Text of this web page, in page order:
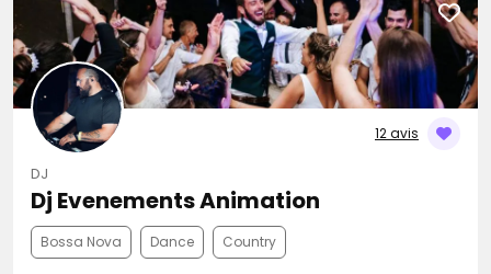
12 avis
DJ
Dj Evenements Animation
Bossa Nova Dance Country